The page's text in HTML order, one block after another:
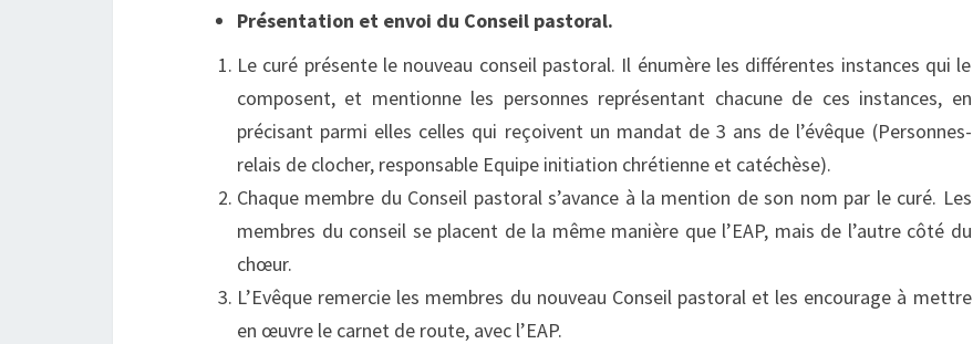
Présentation et envoi du Conseil pastoral.
Le curé présente le nouveau conseil pastoral. Il énumère les différentes instances qui le
composent, et mentionne les personnes représentant chacune de ces instances, en
précisant parmi elles celles qui reçoivent un mandat de 3 ans de l’évêque (Personnes-
relais de clocher, responsable Equipe initiation chrétienne et catéchèse).
Chaque membre du Conseil pastoral s’avance à la mention de son nom par le curé. Les
membres du conseil se placent de la même manière que l’EAP, mais de l’autre côté du
chœur.
L’Evêque remercie les membres du nouveau Conseil pastoral et les encourage à mettre
en œuvre le carnet de route, avec l’EAP.